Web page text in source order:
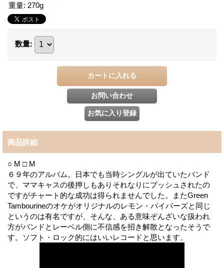
重量: 270g
数量:
商品詳細
○ M □ M
６９年のアルバム。日本でも当時シングルが出ていたバンド
で、ママキャスの後押しもありそれなりにプッシュされたの
ですがチャート的な成功は得られませんでした。またGreen
Tambourineのオケがオリジナルのレモン・パイパーズと同じ
というのは有名ですが、そんな、ある意味ぞんざいな扱われ
方がバンドとレーベル側に不信感を招き解散となったそうで
す。ソフト・ロック的にはいいレコードと思います。